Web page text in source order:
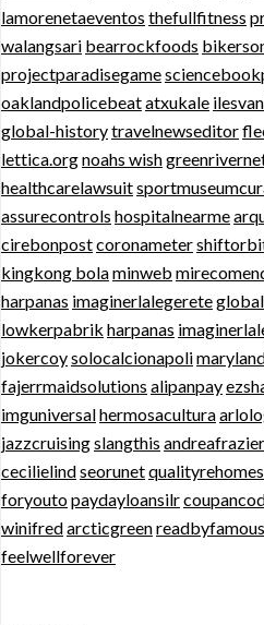
lamorenetaeventos thefullfitness
walangsari bearrockfoods
projectparadisegame
oaklandpolicebeatatxukale
global-historytravelnewseditor
lettica.orgnoahs wish
healthcarelawsuit
assurecontrols hospitalnearme
cirebonpostcoronameter
kingkong bolaminweb
harpanas imaginerlalegerete
lowkerpabrik harpanas
jokercoysolocalcionapoli
fajerrmaidsolutions alipanpay
imguniversalhermosacultura
jazzcruisingslangthis andreafrazier
cecilielindseorunetqualityrehomes
foryoutopaydayloansilr
winifredarcticgreenreadbyfamous
feelwellforever